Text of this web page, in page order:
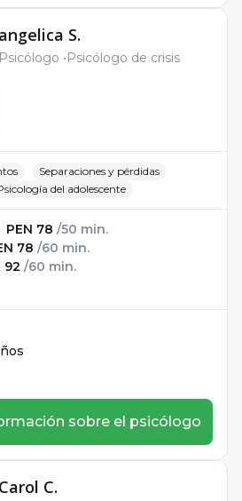
angelica S.
Psicólogo Psicólogo de crisis
Separaciones y pérdidas
del adolescente
PEN 78 /50 min.
78 /60 min.
92 /60 min.
sobre el psicólogo
Carol C.